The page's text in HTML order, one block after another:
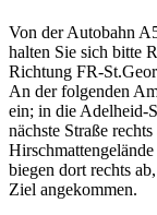
Von der Autobahn
halten Sie sich bitte
Richtung FR-
An der folgenden
ein; in die Adelheid-
nächste Straße
biegen dort rechts
Ziel angekommen.